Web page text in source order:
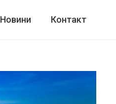
Новини Контакт